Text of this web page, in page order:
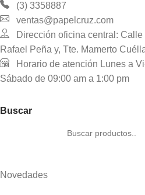
(3) 3358887
ventas@papelcruz.com
Dirección oficina central:
Rafael Peña y, Tte. Mamerto
Horario de atención Lunes a
Sábado de 09:00 am a 1:00 pm
Buscar
Novedades